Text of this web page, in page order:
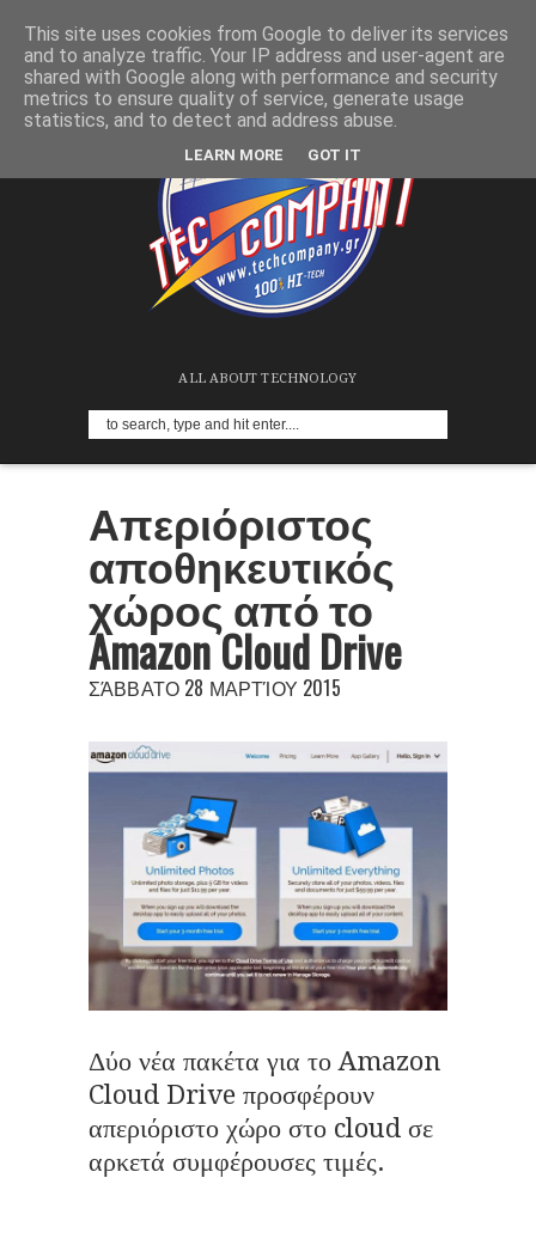
ALL ABOUT TECHNOLOGY
Απεριόριστος
αποθηκευτικός
χώρος από το
Amazon Cloud Drive
ΣΆΒΒΑΤΟ 28 ΜΑΡΤΊΟΥ 2015
Δύο νέα πακέτα για το Amazon
Cloud Drive προσφέρουν
απεριόριστο χώρο στο cloud σε
αρκετά συμφέρουσες τιμές.
This site uses cookies from Google to deliver its services
and to analyze traffic. Your IP address and user-agent are
shared with Google along with performance and security
metrics to ensure quality of service, generate usage
statistics, and to detect and address abuse.
LEARN MORE GOT IT